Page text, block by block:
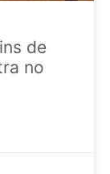
de
no